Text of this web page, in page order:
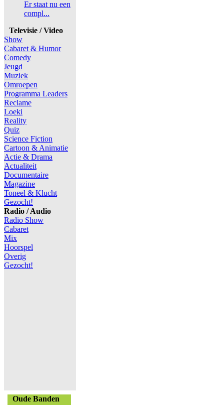
Er staat nu een
compl...
Televisie / Video
Show
Cabaret & Humor
Comedy
Jeugd
Muziek
Omroepen
Programma Leaders
Reclame
Loeki
Reality
Quiz
Science Fiction
Cartoon & Animatie
Actie & Drama
Actualiteit
Documentaire
Magazine
Toneel & Klucht
Gezocht!
Radio / Audio
Radio Show
Cabaret
Mix
Hoorspel
Overig
Gezocht!
Oude Banden